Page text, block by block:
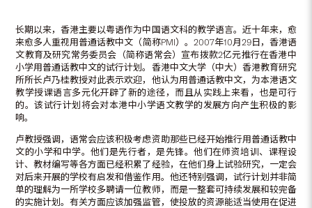
长期以来，香港主要以粤语作为中国语文科的教学语言。近十年来，愈
来愈多人重视用普通话教中文（简称PMI）。2007年10月29日，香港语
文教育及研究常务委员会（简称语常会）宣布拨款2亿元推行在香港中
小学用普通话教中文的试行计划。香港中文大学（中大）香港教育研究
所所长卢乃桂教授对此表示欢迎，他认为用普通话教中文，为本港语文
教学授课语言多元化开辟了新的途径，而且从实践上来看，也是可行
的。该试行计划将会对本港中小学语文教学的发展方向产生积极的影
响。
卢教授强调，语常会应该积极考虑资助那些已经开始推行用普通话教中
文的小学和中学。他们是先行者，是先锋。他们在师资培训、课程设
计、教材编写等各方面已经积累了经验，在他们身上试验研究，一定会
对后来开展的学校有启发和借鉴作用。他还特别强调，试行计划并非简
单的理解为一所学校多聘请一位教师，而是一整套可持续发展和较完备
的实施计划。有关方面应该加强监管，使投放的资源能适当使用在促进